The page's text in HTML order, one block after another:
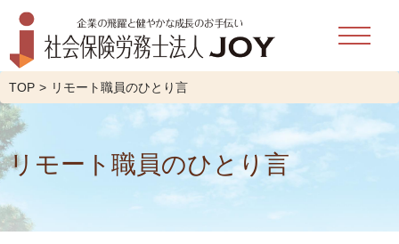
TOP リモート職員のひとり言
リモート職員のひとり言